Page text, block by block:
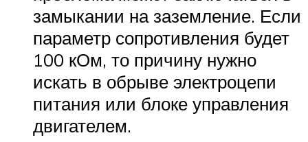
замыкании на заземление. Если
параметр сопротивления будет
100 кОм, то причину нужно
искать в обрыве электроцепи
питания или блоке управления
двигателем.